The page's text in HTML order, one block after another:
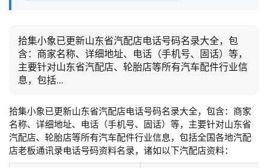
拾集小象已更新山东省汽配店电话号码名录大全，包
含：商家名称、详细地址、电话（手机号、固话）等，
主要针对山东省汽配店、轮胎店等所有汽车配件行业信
息，包括...
拾集小象已更新山东省汽配店电话号码名录大全，包含：商家
名称、详细地址、电话（手机号、固话）等，主要针对山东省
汽配店、轮胎店等所有汽车配件行业信息，包括全国各地汽配
店老板通讯录电话号码资料名录，诸如以下汽配店资料：